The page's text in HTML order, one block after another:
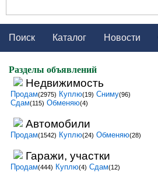
Поиск Каталог Новости
Разделы объявлений
Недвижимость
Продам(2975) Куплю(19) Сниму(96)
Сдам(115) Обменяю(4)
Автомобили
Продам(1542) Куплю(24) Обменяю(28)
Гаражи, участки
Продам(444) Куплю(4) Сдам(12)